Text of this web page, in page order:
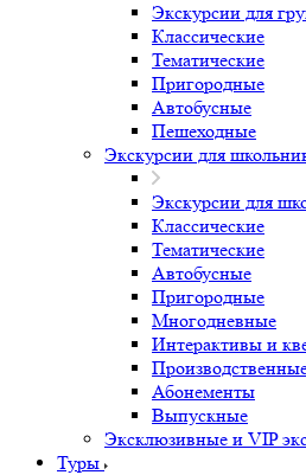
Экскурсии для
Классические
Тематические
Пригородные
Автобусные
Пешеходные
Экскурсии для
Экскурсии для
Классические
Тематические
Автобусные
Пригородные
Многодневные
Интерактивы и
Абонементы
Выпускные
Эксклюзивные и VIP
Туры